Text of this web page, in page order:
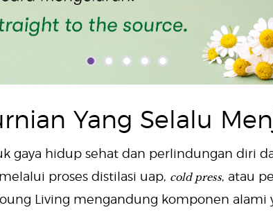
Yang Selalu
gaya hidup sehat dan perlindungan diri
proses distilasi uap, cold press, atau
Living mengandung komponen